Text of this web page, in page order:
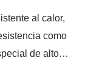
al calor,
como
de alto
la instalación